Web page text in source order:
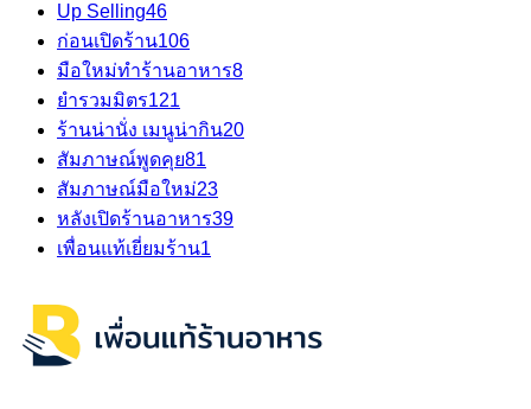
Up Selling46
ก่อนเปิดร้าน106
มือใหม่ทำร้านอาหาร8
ยำรวมมิตร121
ร้านน่านั่ง เมนูน่ากิน20
สัมภาษณ์พูดคุย81
สัมภาษณ์มือใหม่23
หลังเปิดร้านอาหาร39
เพื่อนแท้เยี่ยมร้าน1